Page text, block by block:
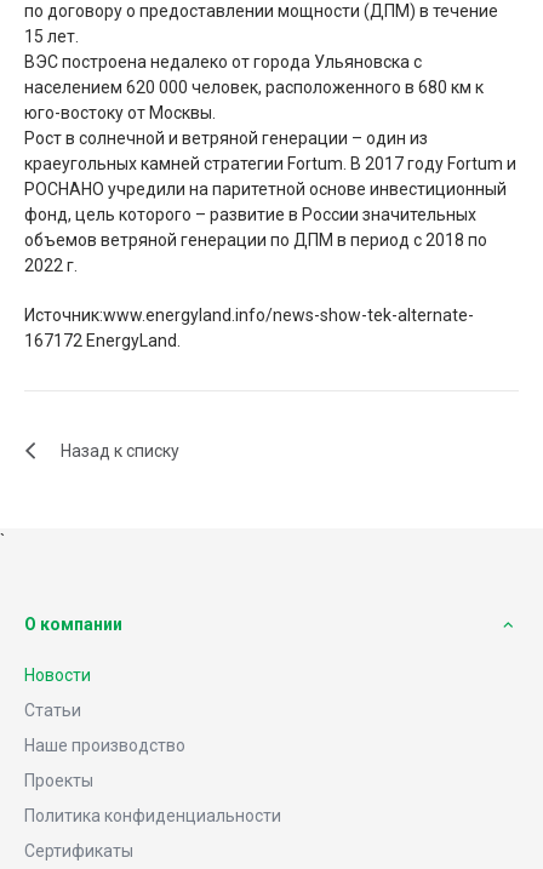
по договору о предоставлении мощности (ДПМ) в течение
15 лет.
ВЭС построена недалеко от города Ульяновска с
населением 620 000 человек, расположенного в 680 км к
юго-востоку от Москвы.
Рост в солнечной и ветряной генерации – один из
краеугольных камней стратегии Fortum. В 2017 году Fortum и
РОСНАНО учредили на паритетной основе инвестиционный
фонд, цель которого – развитие в России значительных
объемов ветряной генерации по ДПМ в период с 2018 по
2022 г.
Источник:www.energyland.info/news-show-tek-alternate-
167172 EnergyLand.
Назад к списку
`
О компании
Новости
Статьи
Наше производство
Проекты
Политика конфиденциальности
Сертификаты